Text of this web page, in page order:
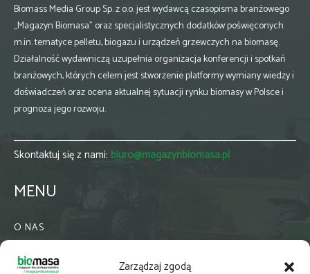
Zarządzaj zgodą
Biomass Media Group Sp. z o.o. jest wydawcą czasopisma branżowego
„Magazyn Biomasa” oraz specjalistycznych dodatków poświęconych
m.in. tematyce pelletu, biogazu i urządzeń grzewczych na biomasę.
Działalność wydawniczą uzupełnia organizacja konferencji i spotkań
branżowych, których celem jest stworzenie platformy wymiany wiedzy i
doświadczeń oraz ocena aktualnej sytuacji rynku biomasy w Polsce i
prognoza jego rozwoju.
Skontaktuj się z nami: biuro@magazynbiomasa.pl
MENU
O NAS
WSPÓŁPRACA